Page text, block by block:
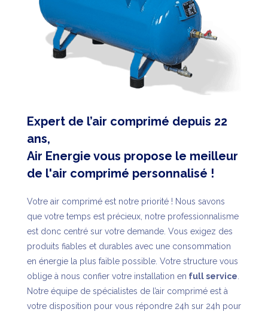
VOIR LES COMPRESSEURS
RENNER
Expert de l’air comprimé depuis 22
ans,
Air Energie vous propose le meilleur
de l'air comprimé personnalisé !
Votre air comprimé est notre priorité ! Nous savons
que votre temps est précieux, notre professionnalisme
est donc centré sur votre demande. Vous exigez des
produits fiables et durables avec une consommation
en énergie la plus faible possible. Votre structure vous
oblige à nous confier votre installation en full service
Notre équipe de spécialistes de l’air comprimé est à
votre disposition pour vous répondre 24h sur 24h pour